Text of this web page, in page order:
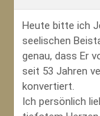
Heute bitte ich
seelischen
genau, dass Er
seit 53 Jahren
konvertiert.
Ich persönlich